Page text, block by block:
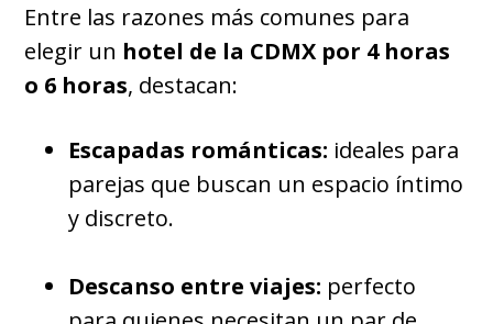
Entre las razones más comunes para
elegir un hotel de la CDMX por 4 horas
o 6 horas, destacan:
Escapadas románticas: ideales para
parejas que buscan un espacio íntimo
y discreto.
Descanso entre viajes: perfecto